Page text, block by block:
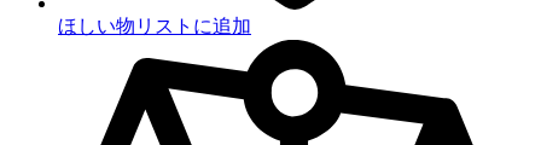
ほしい物リストに追加